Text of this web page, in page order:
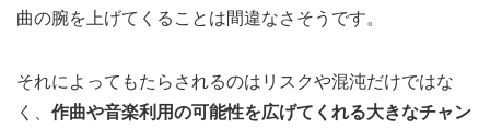
曲の腕を上げてくることは間違なさそうです。
それによってもたらされるのはリスクや混沌だけではな
く、 作曲や音楽利用の可能性を広げてくれる大きなチャン